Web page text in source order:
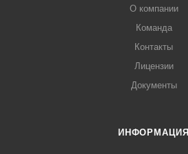
О компании
Команда
Контакты
Лицензии
Документы
ИНФОРМАЦИЯ